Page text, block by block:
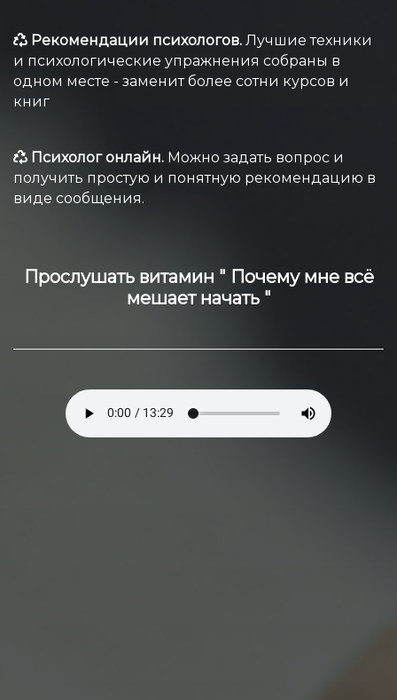
Рекомендации психологов. Лучшие техники
и психологические упражнения собраны в
одном месте - заменит более сотни курсов и
книг
Психолог онлайн. Можно задать вопрос и
получить простую и понятную рекомендацию в
виде сообщения.
Прослушать витамин " Почему мне всё
мешает начать "